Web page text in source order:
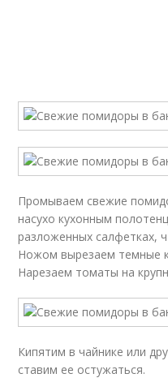
Промываем свежие
насухо кухонным
разложенных салфетках,
Ножом вырезаем темные
Нарезаем томаты на
Кипятим в чайнике или
ставим ее остужаться.